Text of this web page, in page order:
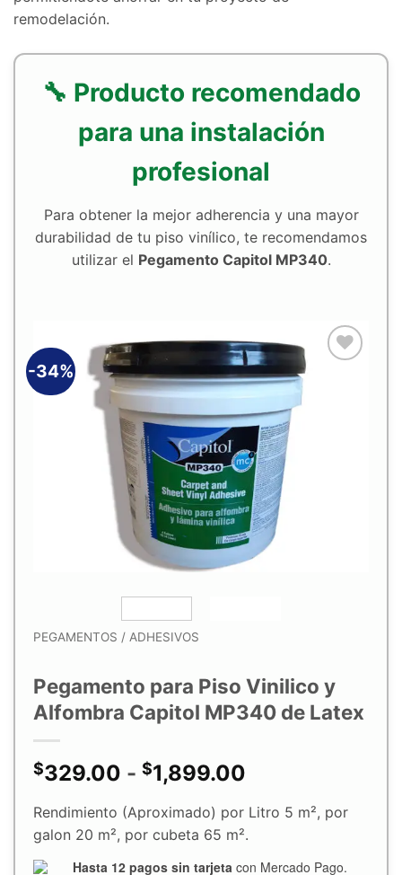
remodelación.
🔧 Producto recomendado
para una instalación
profesional
Para obtener la mejor adherencia y una mayor
durabilidad de tu piso vinílico, te recomendamos
utilizar el Pegamento Capitol MP340.
-34%
PEGAMENTOS / ADHESIVOS
Pegamento para Piso Vinilico y
Alfombra Capitol MP340 de Latex
$329.00 - $1,899.00
de
precios:
Rendimiento (Aproximado) por Litro 5 m², por
galon 20 m², por cubeta 65 m².
Hasta 12 pagos sin tarjeta con Mercado Pago.